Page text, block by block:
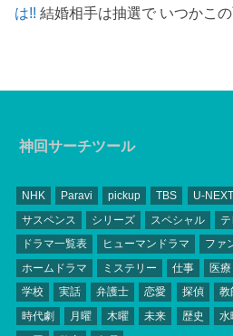
は!! 結婚相手は抽選で いつかこ
神回サーチツール
NHK Paravi pickup TBS U-NEXT
サスペンス
シリーズ スペシャル
ドラマ一覧表
ヒューマンドラマ ファ
ホームドラマ
ミステリー 仕事 医療
学校
実話 弁護士 恋愛 探偵 教
時代劇
月曜 木曜 未来 歴史 水